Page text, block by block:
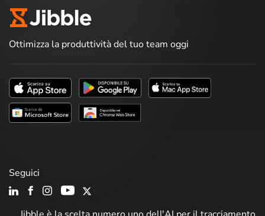
Ottimizza la produttività del tuo team oggi
Seguici